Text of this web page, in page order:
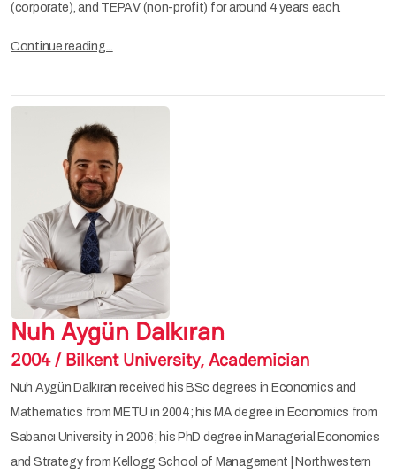
(corporate), and TEPAV (non-profit) for around 4 years each.
Continue reading...
Nuh Aygün Dalkıran
2004 / Bilkent University, Academician
Nuh Aygün Dalkıran received his BSc degrees in Economics and
Mathematics from METU in 2004; his MA degree in Economics from
Sabancı University in 2006; his PhD degree in Managerial Economics
and Strategy from Kellogg School of Management | Northwestern